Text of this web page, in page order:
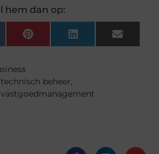
hem dan op:
PinterestLinkedInEmail
technisch beheer,
vastgoedmanagement